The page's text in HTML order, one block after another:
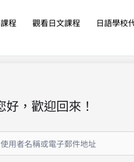
程 觀看日文課程 日語學校
好，歡迎回來！